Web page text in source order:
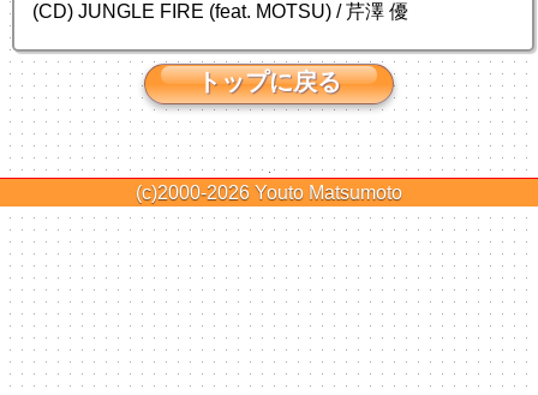
(CD) JUNGLE FIRE (feat. MOTSU) / 芹澤 優
トップに戻る
(c)2000-2026 Youto Matsumoto